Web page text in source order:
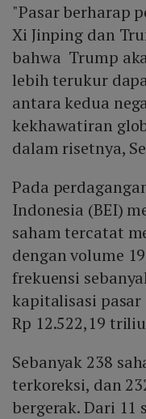
"Pasar berharap
Xi Jinping dan
bahwa Trump
lebih terukur
antara kedua
kekhawatiran
dalam risetnya,
Pada
Indonesia (BEI)
saham tercatat
dengan volume
frekuensi
kapitalisasi
Rp 12.522,19
Sebanyak 238
terkoreksi, dan
bergerak. Dari 11